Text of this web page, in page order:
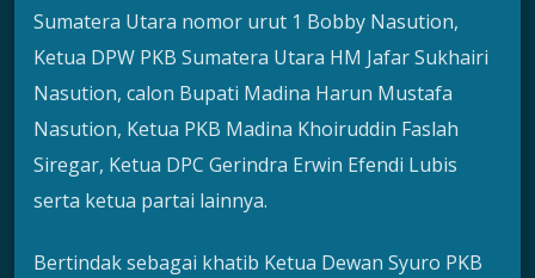
Sumatera Utara nomor urut 1 Bobby Nasution,
Ketua DPW PKB Sumatera Utara HM Jafar Sukhairi
Nasution, calon Bupati Madina Harun Mustafa
Nasution, Ketua PKB Madina Khoiruddin Faslah
Siregar, Ketua DPC Gerindra Erwin Efendi Lubis
serta ketua partai lainnya.
Bertindak sebagai khatib Ketua Dewan Syuro PKB